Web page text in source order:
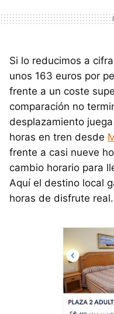
Si lo reducimos a
unos 163 euros por
frente a un coste
comparación no
desplazamiento
horas en tren desde
frente a casi nueve
cambio horario para
Aquí el destino local
horas de disfrute real.